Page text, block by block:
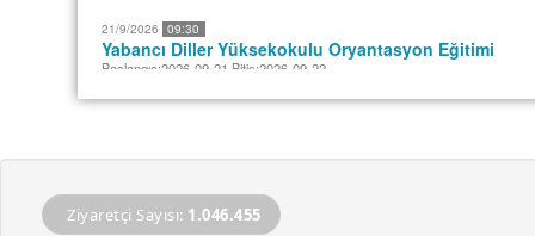
21/9/2026 09:30
Yabancı Diller Yüksekokulu Oryantasyon Eğitimi
Başlangıç:2026-09-21 Bitiş:2026-09-22
Yeri:Rektörlük Konf. Salonu
Yabancı Diller Yüksekokulu Oryantasyon Eğitimi
Saat:09:30-17:30
Yeri:Rektörlük Konf. Salonu
Ziyaretçi Sayısı: 1.046.455